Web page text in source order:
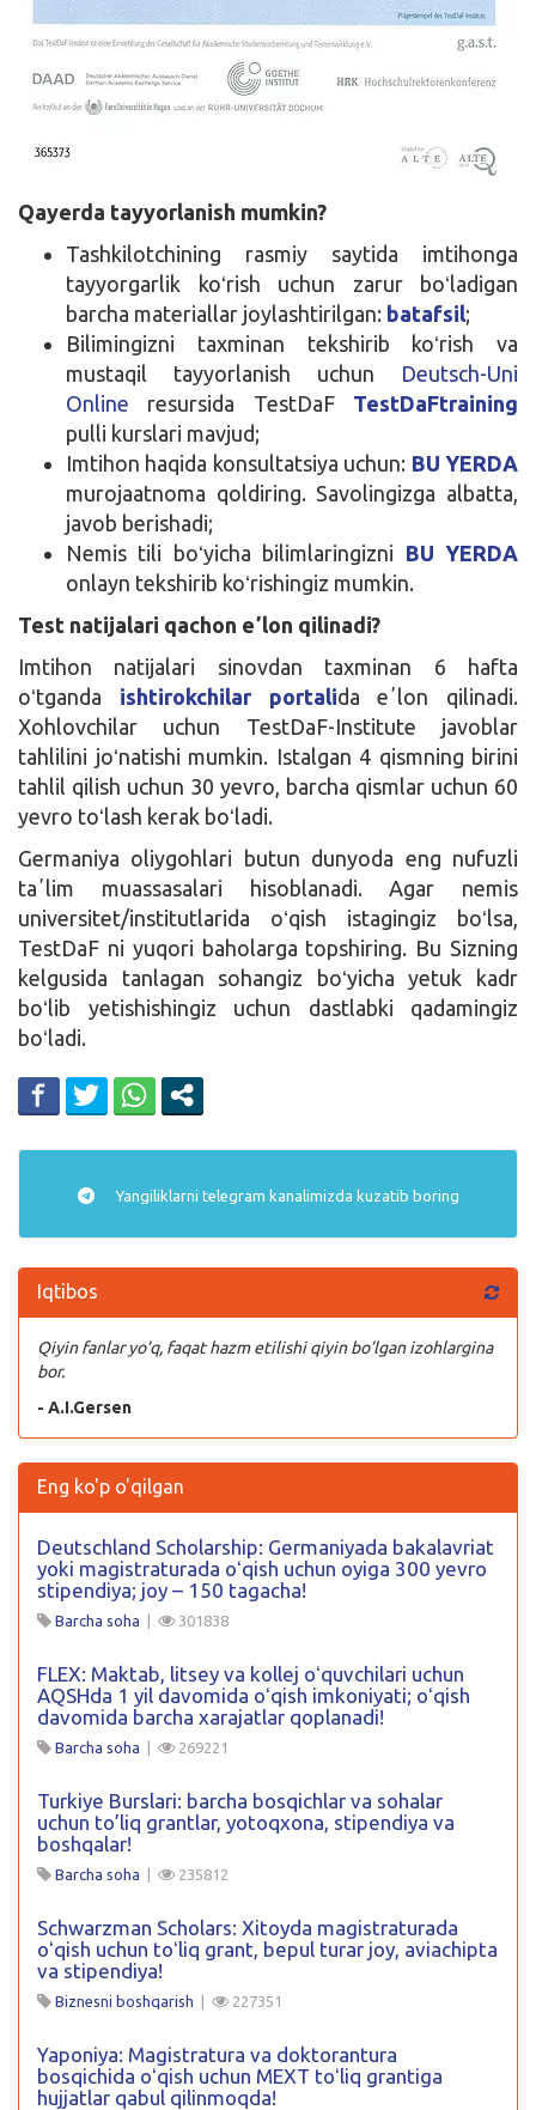
Qayerda tayyorlanish mumkin?
Tashkilotchining rasmiy saytida imtihonga
tayyorgarlik koʻrish uchun zarur boʻladigan
barcha materiallar joylashtirilgan: batafsil;
Bilimingizni taxminan tekshirib koʻrish va
mustaqil tayyorlanish uchun Deutsch-Uni
Online resursida TestDaF TestDaFtraining
pulli kurslari mavjud;
Imtihon haqida konsultatsiya uchun: BU YERDA
murojaatnoma qoldiring. Savolingizga albatta,
javob berishadi;
Nemis tili boʻyicha bilimlaringizni BU YERDA
onlayn tekshirib koʻrishingiz mumkin.
Test natijalari qachon eʼlon qilinadi?
Imtihon natijalari sinovdan taxminan 6 hafta
oʻtganda ishtirokchilar portalida eʼlon qilinadi.
Xohlovchilar uchun TestDaF-Institute javoblar
tahlilini joʻnatishi mumkin. Istalgan 4 qismning birini
tahlil qilish uchun 30 yevro, barcha qismlar uchun 60
yevro toʻlash kerak boʻladi.
Germaniya oliygohlari butun dunyoda eng nufuzli
taʼlim muassasalari hisoblanadi. Agar nemis
universitet/institutlarida oʻqish istagingiz boʻlsa,
TestDaF ni yuqori baholarga topshiring. Bu Sizning
kelgusida tanlagan sohangiz boʻyicha yetuk kadr
boʻlib yetishishingiz uchun dastlabki qadamingiz
boʻladi.
Yangiliklarni telegram kanalimizda kuzatib boring
Iqtibos
Qiyin fanlar yo’q, faqat hazm etilishi qiyin bo’lgan izohlargina
bor.
- A.I.Gersen
Eng ko'p o'qilgan
Deutschland Scholarship: Germaniyada bakalavriat
yoki magistraturada oʻqish uchun oyiga 300 yevro
stipendiya; joy – 150 tagacha!
Barcha soha | 301838
FLEX: Maktab, litsey va kollej oʻquvchilari uchun
AQSHda 1 yil davomida oʻqish imkoniyati; oʻqish
davomida barcha xarajatlar qoplanadi!
Barcha soha | 269221
Turkiye Burslari: barcha bosqichlar va sohalar
uchun to’liq grantlar, yotoqxona, stipendiya va
boshqalar!
Barcha soha | 235812
Schwarzman Scholars: Xitoyda magistraturada
oʻqish uchun toʻliq grant, bepul turar joy, aviachipta
va stipendiya!
Biznesni boshqarish | 227351
Yaponiya: Magistratura va doktorantura
bosqichida oʻqish uchun MEXT toʻliq grantiga
hujjatlar qabul qilinmoqda!